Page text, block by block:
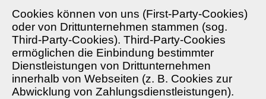
Cookies können von uns (First-Party-Cookies)
oder von Drittunternehmen stammen (sog.
Third-Party-Cookies). Third-Party-Cookies
ermöglichen die Einbindung bestimmter
Dienstleistungen von Drittunternehmen
innerhalb von Webseiten (z. B. Cookies zur
Abwicklung von Zahlungsdienstleistungen).